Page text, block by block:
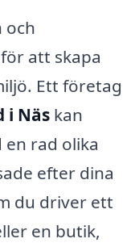
och
att skapa
Ett företag
i Näs kan
rad olika
efter dina
du driver ett
en butik,